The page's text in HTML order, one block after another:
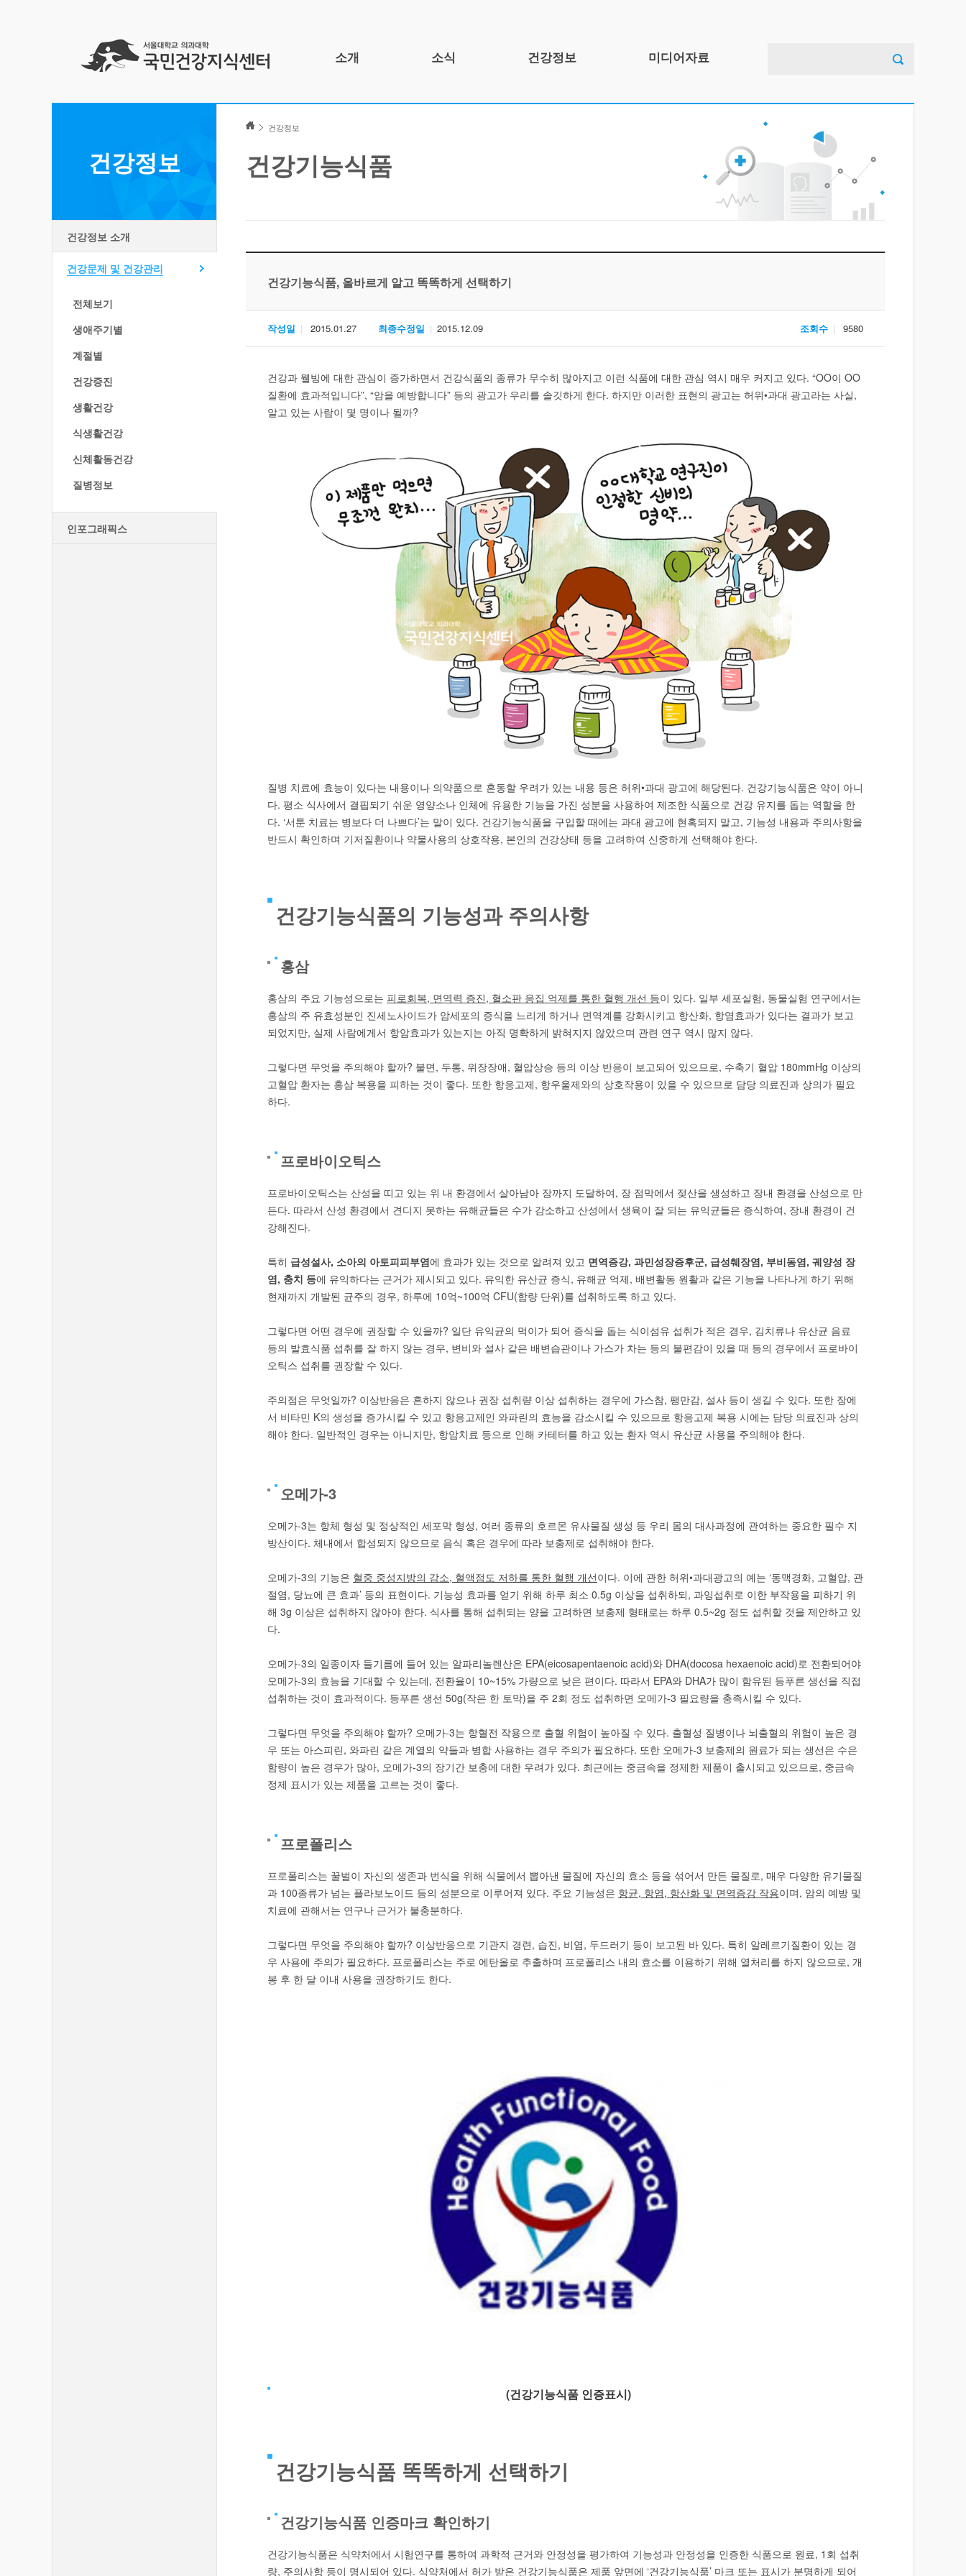
소개
연혁
조직도
소식 건강정보 미디어자료
건강정보
건강기능식품
건강기능식품, 올바르게 알고 똑똑하게 선택하기
작성일 2015.01.27 최종수정일 2015.12.09 조회수 9580
건강과 웰빙에 대한 관심이 증가하면서 건강식품의 종류가 무수히 많아지고 이런 식품에 대한 관심 역시 매우 커지고 있다. “OO이 OO
질환에 효과적입니다”, “암을 예방합니다” 등의 광고가 우리를 솔깃하게 한다. 하지만 이러한 표현의 광고는 허위•과대 광고라는 사실,
알고 있는 사람이 몇 명이나 될까?
질병 치료에 효능이 있다는 내용이나 의약품으로 혼동할 우려가 있는 내용 등은 허위•과대 광고에 해당된다. 건강기능식품은 약이 아니
다. 평소 식사에서 결핍되기 쉬운 영양소나 인체에 유용한 기능을 가진 성분을 사용하여 제조한 식품으로 건강 유지를 돕는 역할을 한
다. ‘서툰 치료는 병보다 더 나쁘다’는 말이 있다. 건강기능식품을 구입할 때에는 과대 광고에 현혹되지 말고, 기능성 내용과 주의사항을
반드시 확인하며 기저질환이나 약물사용의 상호작용, 본인의 건강상태 등을 고려하여 신중하게 선택해야 한다.
건강기능식품의 기능성과 주의사항
홍삼
홍삼의 주요 기능성으로는 피로회복, 면역력 증진, 혈소판 응집 억제를 통한 혈행 개선 등이 있다. 일부 세포실험, 동물실험 연구에서는
홍삼의 주 유효성분인 진세노사이드가 암세포의 증식을 느리게 하거나 면역계를 강화시키고 항산화, 항염효과가 있다는 결과가 보고
되었지만, 실제 사람에게서 항암효과가 있는지는 아직 명확하게 밝혀지지 않았으며 관련 연구 역시 많지 않다.
그렇다면 무엇을 주의해야 할까? 불면, 두통, 위장장애, 혈압상승 등의 이상 반응이 보고되어 있으므로, 수축기 혈압 180mmHg 이상의
고혈압 환자는 홍삼 복용을 피하는 것이 좋다. 또한 항응고제, 항우울제와의 상호작용이 있을 수 있으므로 담당 의료진과 상의가 필요
하다.
프로바이오틱스
프로바이오틱스는 산성을 띠고 있는 위 내 환경에서 살아남아 장까지 도달하여, 장 점막에서 젖산을 생성하고 장내 환경을 산성으로 만
든다. 따라서 산성 환경에서 견디지 못하는 유해균들은 수가 감소하고 산성에서 생육이 잘 되는 유익균들은 증식하여, 장내 환경이 건
강해진다.
특히 급성설사, 소아의 아토피피부염에 효과가 있는 것으로 알려져 있고 면역증강, 과민성장증후군, 급성췌장염, 부비동염, 궤양성 장
염, 충치 등에 유익하다는 근거가 제시되고 있다. 유익한 유산균 증식, 유해균 억제, 배변활동 원활과 같은 기능을 나타나게 하기 위해
현재까지 개발된 균주의 경우, 하루에 10억~100억 CFU(함량 단위)를 섭취하도록 하고 있다.
그렇다면 어떤 경우에 권장할 수 있을까? 일단 유익균의 먹이가 되어 증식을 돕는 식이섬유 섭취가 적은 경우, 김치류나 유산균 음료
등의 발효식품 섭취를 잘 하지 않는 경우, 변비와 설사 같은 배변습관이나 가스가 차는 등의 불편감이 있을 때 등의 경우에서 프로바이
오틱스 섭취를 권장할 수 있다.
주의점은 무엇일까? 이상반응은 흔하지 않으나 권장 섭취량 이상 섭취하는 경우에 가스참, 팽만감, 설사 등이 생길 수 있다. 또한 장에
서 비타민 K의 생성을 증가시킬 수 있고 항응고제인 와파린의 효능을 감소시킬 수 있으므로 항응고제 복용 시에는 담당 의료진과 상의
해야 한다. 일반적인 경우는 아니지만, 항암치료 등으로 인해 카테터를 하고 있는 환자 역시 유산균 사용을 주의해야 한다.
오메가-3
오메가-3는 항체 형성 및 정상적인 세포막 형성, 여러 종류의 호르몬 유사물질 생성 등 우리 몸의 대사과정에 관여하는 중요한 필수 지
방산이다. 체내에서 합성되지 않으므로 음식 혹은 경우에 따라 보충제로 섭취해야 한다.
오메가-3의 기능은 혈중 중성지방의 감소, 혈액점도 저하를 통한 혈행 개선이다. 이에 관한 허위•과대광고의 예는 ‘동맥경화, 고혈압, 관
절염, 당뇨에 큰 효과’ 등의 표현이다. 기능성 효과를 얻기 위해 하루 최소 0.5g 이상을 섭취하되, 과잉섭취로 이한 부작용을 피하기 위
해 3g 이상은 섭취하지 않아야 한다. 식사를 통해 섭취되는 양을 고려하면 보충제 형태로는 하루 0.5~2g 정도 섭취할 것을 제안하고 있
다.
오메가-3의 일종이자 들기름에 들어 있는 알파리놀렌산은 EPA(eicosapentaenoic acid)와 DHA(docosa hexaenoic acid)로 전환되어야
오메가-3의 효능을 기대할 수 있는데, 전환율이 10~15% 가량으로 낮은 편이다. 따라서 EPA와 DHA가 많이 함유된 등푸른 생선을 직접
섭취하는 것이 효과적이다. 등푸른 생선 50g(작은 한 토막)을 주 2회 정도 섭취하면 오메가-3 필요량을 충족시킬 수 있다.
그렇다면 무엇을 주의해야 할까? 오메가-3는 항혈전 작용으로 출혈 위험이 높아질 수 있다. 출혈성 질병이나 뇌출혈의 위험이 높은 경
우 또는 아스피린, 와파린 같은 계열의 약들과 병합 사용하는 경우 주의가 필요하다. 또한 오메가-3 보충제의 원료가 되는 생선은 수은
함량이 높은 경우가 많아, 오메가-3의 장기간 보충에 대한 우려가 있다. 최근에는 중금속을 정제한 제품이 출시되고 있으므로, 중금속
정제 표시가 있는 제품을 고르는 것이 좋다.
프로폴리스
프로폴리스는 꿀벌이 자신의 생존과 번식을 위해 식물에서 뽑아낸 물질에 자신의 효소 등을 섞어서 만든 물질로, 매우 다양한 유기물질
과 100종류가 넘는 플라보노이드 등의 성분으로 이루어져 있다. 주요 기능성은 항균, 항염, 항산화 및 면역증강 작용이며, 암의 예방 및
치료에 관해서는 연구나 근거가 불충분하다.
그렇다면 무엇을 주의해야 할까? 이상반응으로 기관지 경련, 습진, 비염, 두드러기 등이 보고된 바 있다. 특히 알레르기질환이 있는 경
우 사용에 주의가 필요하다. 프로폴리스는 주로 에탄올로 추출하며 프로폴리스 내의 효소를 이용하기 위해 열처리를 하지 않으므로, 개
봉 후 한 달 이내 사용을 권장하기도 한다.
(건강기능식품 인증표시)
건강기능식품 똑똑하게 선택하기
건강기능식품 인증마크 확인하기
건강기능식품은 식약처에서 시험연구를 통하여 과학적 근거와 안정성을 평가하여 기능성과 안정성을 인증한 식품으로 원료, 1회 섭취
량, 주의사항 등이 명시되어 있다. 식약처에서 허가 받은 건강기능식품은 제품 앞면에 ‘건강기능식품’ 마크 또는 표시가 분명하게 되어
건강정보
건강정보 소개
건강문제 및 건강관리
전체보기
생애주기별
계절별
건강증진
생활건강
식생활건강
신체활동건강
질병정보
인포그래픽스